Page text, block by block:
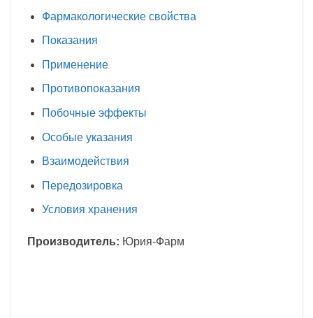
Фармакологические свойства
Показания
Применение
Противопоказания
Побочные эффекты
Особые указания
Взаимодействия
Передозировка
Условия хранения
Производитель: Юрия-Фарм